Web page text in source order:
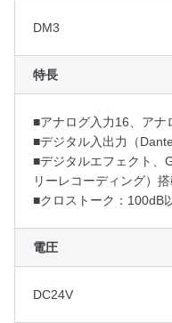
DM3
特長
■アナログ入力16、アナ
■デジタル入出力（
■デジタルエフェクト、
リーレコーディング）搭
■クロストーク：100dB
電圧
DC24V